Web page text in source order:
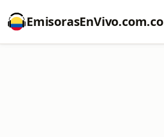
EmisorasEnVivo.com.co